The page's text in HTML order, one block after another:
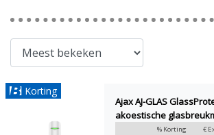
Korting
Ajax AJ-GLAS
akoestische
% Korting €